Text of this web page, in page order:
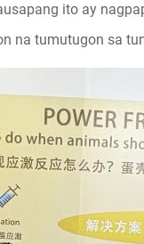
ito ay
na tumutugon sa